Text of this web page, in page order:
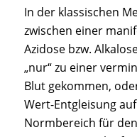
In der klassischen
zwischen einer
Azidose bzw.
„nur“ zu einer
Blut gekommen,
Wert-Entgleisung
Normbereich für